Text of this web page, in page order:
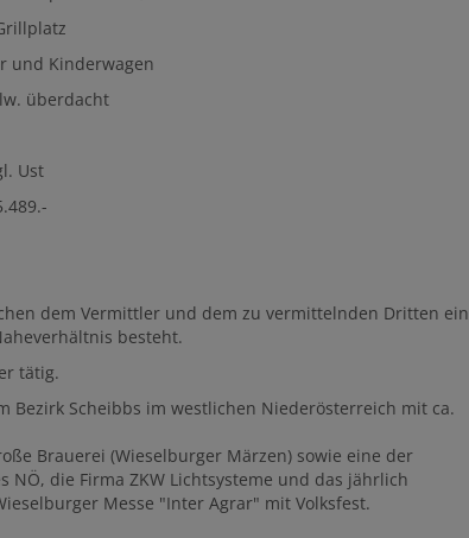
und Kinderwagen
überdacht
Ust
dem Vermittler und dem zu vermittelnden Dritten ein
besteht.
tätig.
Bezirk Scheibbs im westlichen Niederösterreich mit ca.
Brauerei (Wieselburger Märzen) sowie eine der
NÖ, die Firma ZKW Lichtsysteme und das jährlich
Messe "Inter Agrar" mit Volksfest.